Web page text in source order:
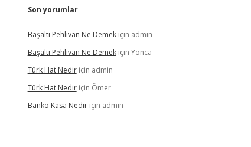
Son yorumlar
Başaltı Pehlivan Ne Demekiçin admin
Başaltı Pehlivan Ne Demekiçin Yonca
Türk Hat Nediriçin admin
Türk Hat Nediriçin Ömer
Banko Kasa Nediriçin admin